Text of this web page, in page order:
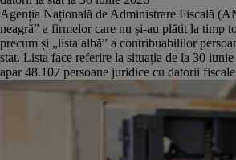
Agenția Națională de Administrare Fiscală
neagră” a firmelor care nu și-au plătit la timp
precum și „lista albă” a contribuabililor
stat. Lista face referire la situația de la 30
apar 48.107 persoane juridice cu datorii